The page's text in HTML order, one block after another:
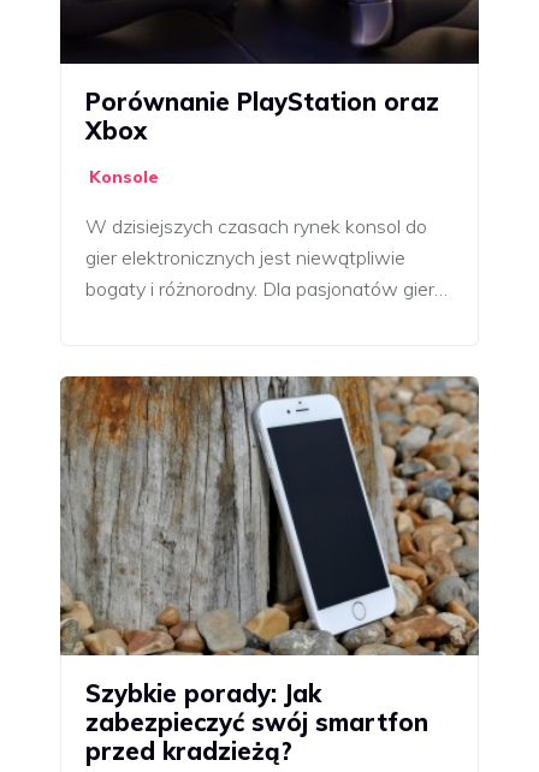
Porównanie PlayStation oraz
Xbox
Konsole
W dzisiejszych czasach rynek konsol do
gier elektronicznych jest niewątpliwie
bogaty i różnorodny. Dla pasjonatów gier…
Szybkie porady: Jak
zabezpieczyć swój smartfon
przed kradzieżą?